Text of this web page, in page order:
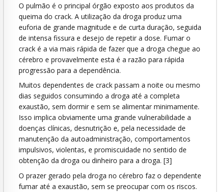
O pulmão é o principal órgão exposto aos produtos da
queima do crack. A utilização da droga produz uma
euforia de grande magnitude e de curta duração, seguida
de intensa fissura e desejo de repetir a dose. Fumar o
crack é a via mais rápida de fazer que a droga chegue ao
cérebro e provavelmente esta é a razão para rápida
progressão para a dependência.
Muitos dependentes de crack passam a noite ou mesmo
dias seguidos consumindo a droga até a completa
exaustão, sem dormir e sem se alimentar minimamente.
Isso implica obviamente uma grande vulnerabilidade a
doenças clínicas, desnutrição e, pela necessidade de
manutenção da autoadministração, comportamentos
impulsivos, violentas, e promiscuidade no sentido de
obtenção da droga ou dinheiro para a droga. [3]
O prazer gerado pela droga no cérebro faz o dependente
fumar até a exaustão, sem se preocupar com os riscos.